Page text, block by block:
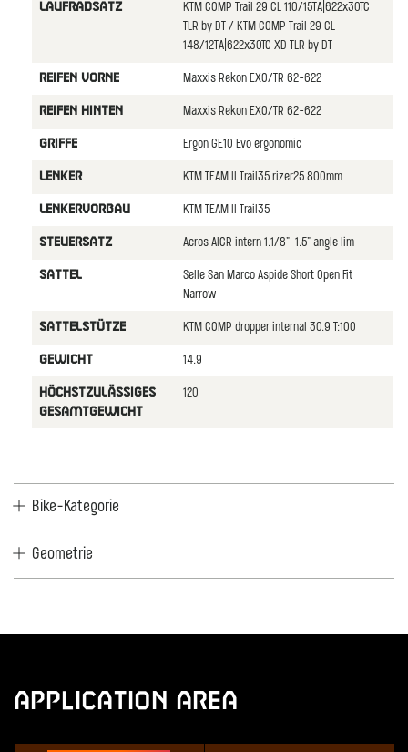
LAUFRADSATZ
KTM COMP Trail 29 CL 110/15TA|622x30TC
TLR by DT / KTM COMP Trail 29 CL
148/12TA|622x30TC XD TLR by DT
REIFEN VORNE Maxxis Rekon EXO/TR 62-622
REIFEN HINTEN Maxxis Rekon EXO/TR 62-622
GRIFFE Ergon GE10 Evo ergonomic
LENKER KTM TEAM II Trail35 rizer25 800mm
LENKERVORBAU KTM TEAM II Trail35
STEUERSATZ Acros AICR intern 1.1/8"-1.5" angle lim
SATTEL
Selle San Marco Aspide Short Open Fit
Narrow
SATTELSTüTZE KTM COMP dropper internal 30.9 T:100
GEWICHT 14.9
HöCHSTZULäSSIGES
GESAMTGEWICHT
120
Bike-Kategorie
Geometrie
Application Area